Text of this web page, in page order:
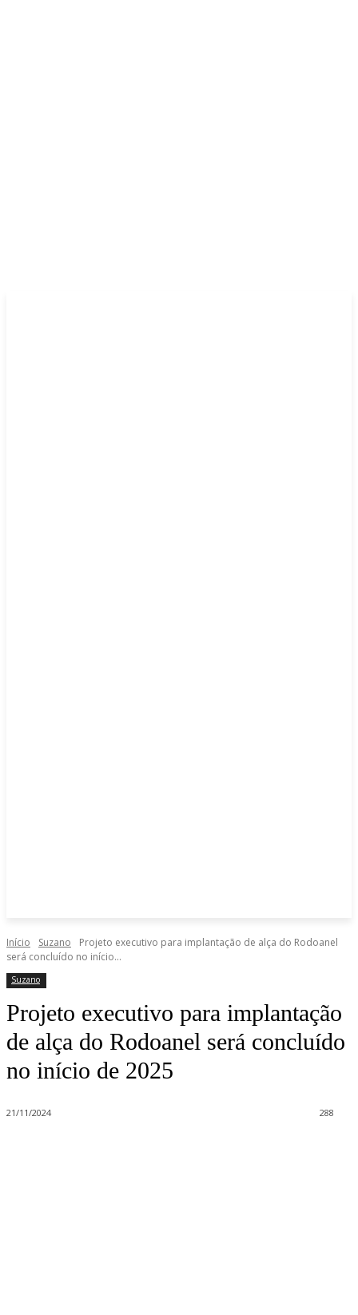
Início Suzano
Projeto executivo para implantação de alça do Rodoanel
será concluído no início...
Suzano
Projeto executivo para implantação
de alça do Rodoanel será concluído
no início de 2025
21/11/2024 288